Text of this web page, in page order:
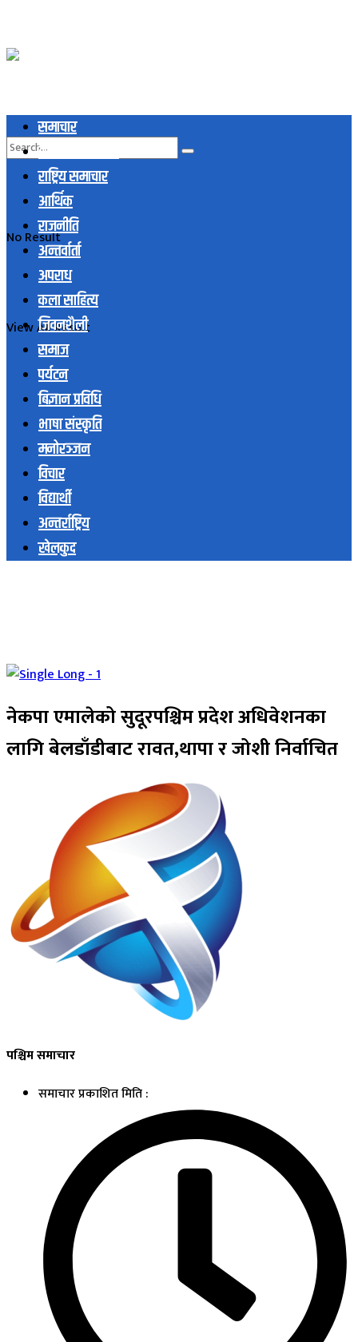
No Result
View All Result
समाचार
स्थानिय समाचार
राष्ट्रिय समाचार
आर्थिक
राजनीति
अन्तर्वार्ता
अपराध
कला साहित्य
जिवनशैली
समाज
पर्यटन
बिज्ञान प्रविधि
भाषा संस्कृति
मनोरञ्जन
विचार
विद्यार्थी
अन्तर्राष्ट्रिय
खेलकुद
नेकपा एमालेको सुदूरपश्चिम प्रदेश अधिवेशनका
लागि बेलडाँडीबाट रावत,थापा र जोशी निर्वाचित
पश्चिम समाचार
समाचार प्रकाशित मिति :